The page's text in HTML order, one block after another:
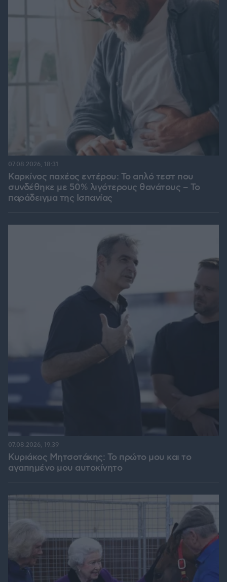
Καρκίνος παχέος εντέρου: Το απλό τεστ που
συνδέθηκε με 50% λιγότερους θανάτους – Το
παράδειγμα της Ισπανίας
07.08.2026, 18:31
Κυριάκος Μητσοτάκης: Το πρώτο μου και το
αγαπημένο μου αυτοκίνητο
07.08.2026, 19:39